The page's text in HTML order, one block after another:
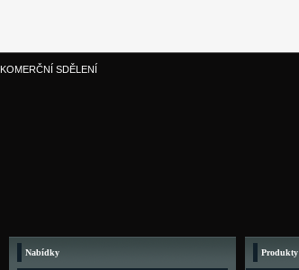
KOMERČNÍ SDĚLENÍ
Nabídky Produkty